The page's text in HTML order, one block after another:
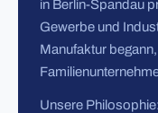
in Berlin-Spandau
Gewerbe und
Manufaktur
Unsere